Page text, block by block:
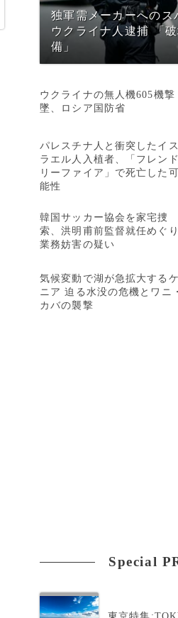
独軍需メーカーへのス
ウクライナ人逮捕 「
備」
ウクライナの無人機605機撃
墜、ロシア国防省
パレスチナ人と衝突したイス
ラエル人入植者、「フレンド
リーファイア」で死亡した可
能性
韓国サッカー協会を家宅捜
索、洪明甫前監督就任めぐり
業務妨害の疑い
気候変動で湖が急拡大するケ
ニア 迫る水没の危機とワニ・
カバの襲撃
Special
東京特集